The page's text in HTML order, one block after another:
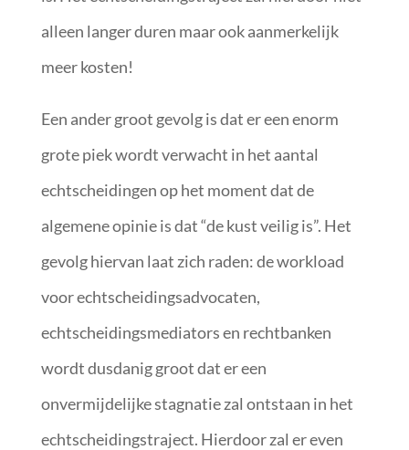
alleen langer duren maar ook aanmerkelijk
meer kosten!
Een ander groot gevolg is dat er een enorm
grote piek wordt verwacht in het aantal
echtscheidingen op het moment dat de
algemene opinie is dat “de kust veilig is”. Het
gevolg hiervan laat zich raden: de workload
voor echtscheidingsadvocaten,
echtscheidingsmediators en rechtbanken
wordt dusdanig groot dat er een
onvermijdelijke stagnatie zal ontstaan in het
echtscheidingstraject. Hierdoor zal er even